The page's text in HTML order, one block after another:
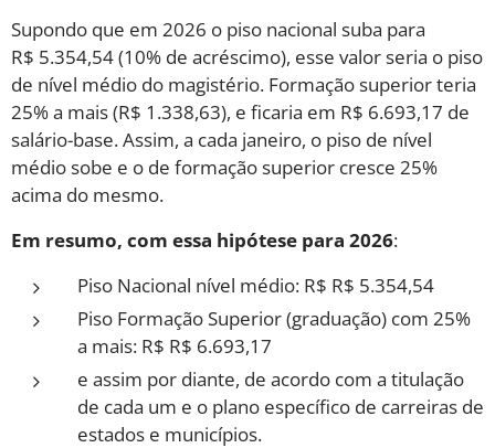
Supondo que em 2026 o piso nacional suba para
R$ 5.354,54 (10% de acréscimo), esse valor seria o piso
de nível médio do magistério. Formação superior teria
25% a mais (R$ 1.338,63), e ficaria em R$ 6.693,17 de
salário-base. Assim, a cada janeiro, o piso de nível
médio sobe e o de formação superior cresce 25%
acima do mesmo.
Em resumo, com essa hipótese para 2026:
Piso Nacional nível médio: R$ R$ 5.354,54
Piso Formação Superior (graduação) com 25%
a mais: R$ R$ 6.693,17
e assim por diante, de acordo com a titulação
de cada um e o plano específico de carreiras de
estados e municípios.